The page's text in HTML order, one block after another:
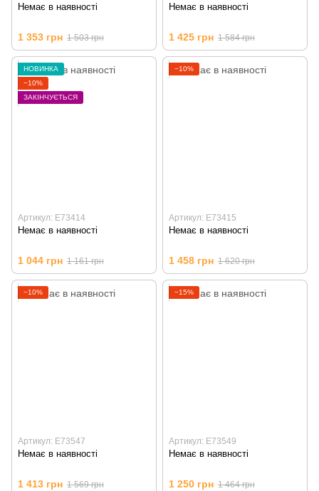
Немає в наявності
1 353 грн 1 503 грн
Немає в наявності
1 425 грн 1 584 грн
НОВИНКА
−10%
ЗАКІНЧУЄТЬСЯ
Артикул: E73414
Немає в наявності
1 044 грн 1 161 грн
−10%
Артикул: E73415
Немає в наявності
1 458 грн 1 620 грн
−10%
Артикул: E73547
Немає в наявності
1 413 грн 1 569 грн
−15%
Артикул: E73549
Немає в наявності
1 250 грн 1 464 грн